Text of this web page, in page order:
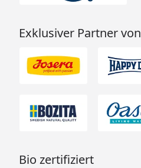
Exklusiver Partner von
Bio zertifiziert